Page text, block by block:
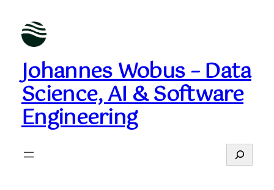
Johannes Wobus – Data
Science, AI & Software
Engineering
Suchen